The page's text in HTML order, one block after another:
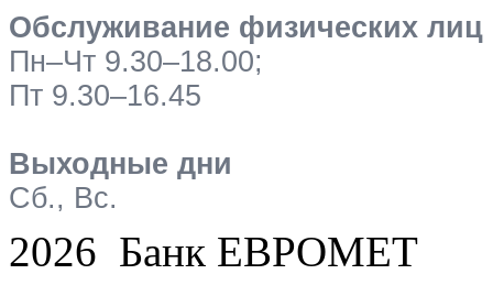
Обслуживание физических лиц
Пн–Чт 9.30–18.00;
Пт 9.30–16.45
Выходные дни
Сб., Вс.
2026 Банк ЕВРОМЕТ